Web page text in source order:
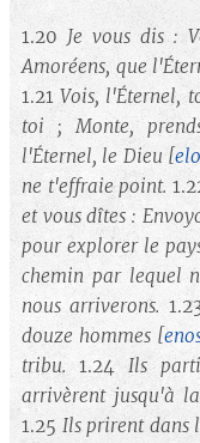
1.20 Je vous dis :
Amoréens, que
1.21Vois, l'Éternel,
toi ; Monte,
l'Éternel, le Dieu [
ne t'effraie point.
et vous dîtes :
pour explorer le
chemin par lequel
nous arriverons.
douze hommes [
tribu. 1.24 Ils
arrivèrent jusqu'à
1.25 Ils prirent dans